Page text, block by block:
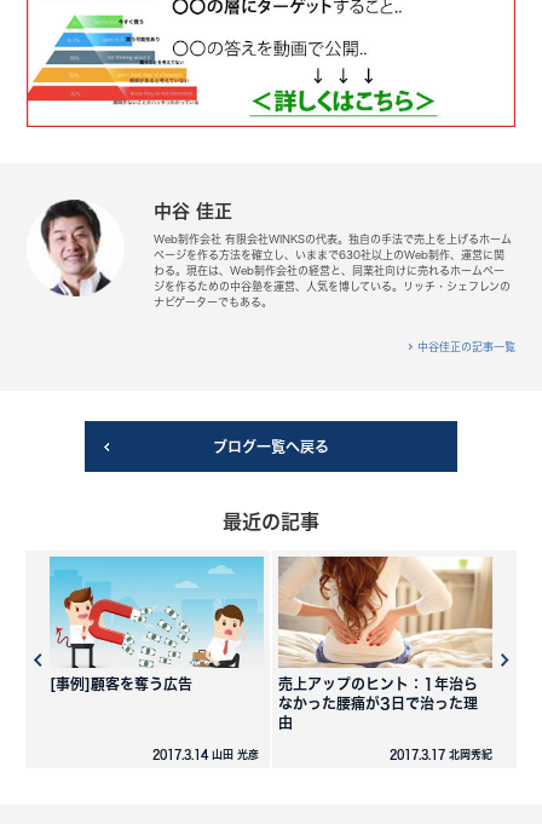
中谷 佳正
Web制作会社 有限会社WINKSの代表。独自の手法で売上を上げるホーム
ページを作る方法を確立し、いままで630社以上のWeb制作、運営に関
わる。現在は、Web制作会社の経営と、同業社向けに売れるホームペー
ジを作るための中谷塾を運営、人気を博している。リッチ・シェフレンの
ナビゲーターでもある。
中谷佳正の記事一覧
ブログ一覧へ戻る
最近の記事
[事例]顧客を奪う広告
2017.3.14 山田 光彦
売上アップのヒント：1年治ら
なかった腰痛が3日で治った理
由
2017.3.17 北岡秀紀